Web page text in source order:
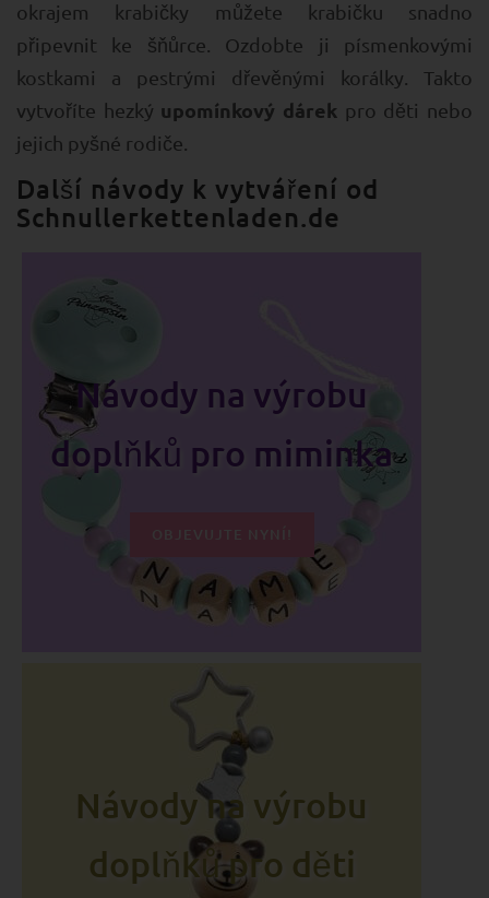
okrajem krabičky můžete krabičku snadno
připevnit ke šňůrce. Ozdobte ji písmenkovými
kostkami a pestrými dřevěnými korálky. Takto
vytvoříte hezký upomínkový dárek pro děti nebo
jejich pyšné rodiče.
Další návody k vytváření od
Schnullerkettenladen.de
Návody na výrobu
doplňků pro miminka
Návody na výrobu
doplňků pro děti